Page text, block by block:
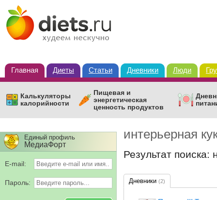
Главная Диеты Статьи Дневники Люди
Калькуляторы
калорийности
Пищевая и
энергетическая
ценность продуктов
интерьерная
Результат
Дневники (2)
Единый профиль
МедиаФорт
E-mail:
Пароль: